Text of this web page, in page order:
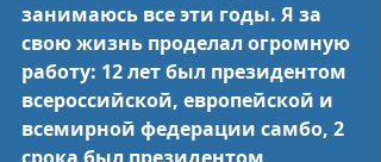
занимаюсь все эти годы. Я за
свою жизнь проделал огромную
работу: 12 лет был президентом
всероссийской, европейской и
всемирной федерации самбо, 2